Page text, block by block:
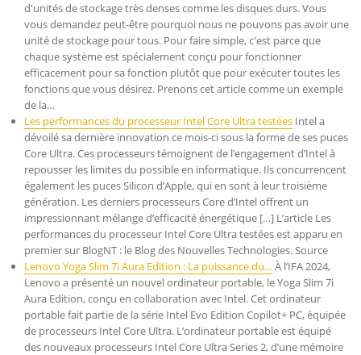
d'unités de stockage très denses comme les disques durs. Vous
vous demandez peut-être pourquoi nous ne pouvons pas avoir une
unité de stockage pour tous. Pour faire simple, c'est parce que
chaque système est spécialement conçu pour fonctionner
efficacement pour sa fonction plutôt que pour exécuter toutes les
fonctions que vous désirez. Prenons cet article comme un exemple
de la…
Les performances du processeur Intel Core Ultra testées Intel a
dévoilé sa dernière innovation ce mois-ci sous la forme de ses puces
Core Ultra. Ces processeurs témoignent de l’engagement d’Intel à
repousser les limites du possible en informatique. Ils concurrencent
également les puces Silicon d’Apple, qui en sont à leur troisième
génération. Les derniers processeurs Core d’Intel offrent un
impressionnant mélange d’efficacité énergétique […] L’article Les
performances du processeur Intel Core Ultra testées est apparu en
premier sur BlogNT : le Blog des Nouvelles Technologies. Source
Lenovo Yoga Slim 7i Aura Edition : La puissance du…À l’IFA 2024,
Lenovo a présenté un nouvel ordinateur portable, le Yoga Slim 7i
Aura Edition, conçu en collaboration avec Intel. Cet ordinateur
portable fait partie de la série Intel Evo Edition Copilot+ PC, équipée
de processeurs Intel Core Ultra. L’ordinateur portable est équipé
des nouveaux processeurs Intel Core Ultra Series 2, d’une mémoire